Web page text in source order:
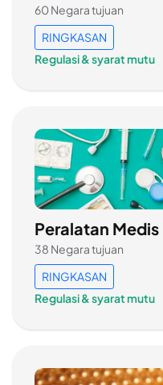
60 Negara tujuan
RINGKASAN
Regulasi & syarat mutu
Peralatan Medis
38 Negara tujuan
RINGKASAN
Regulasi & syarat mutu